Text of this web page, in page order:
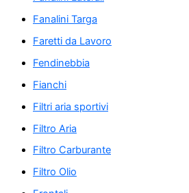
Fanalini Targa
Faretti da Lavoro
Fendinebbia
Fianchi
Filtri aria sportivi
Filtro Aria
Filtro Carburante
Filtro Olio